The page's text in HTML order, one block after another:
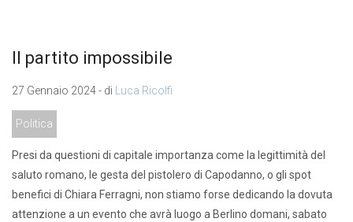
Il partito impossibile
27 Gennaio 2024 - di Luca Ricolfi
Politica
Presi da questioni di capitale importanza come la legittimità del
saluto romano, le gesta del pistolero di Capodanno, o gli spot
benefici di Chiara Ferragni, non stiamo forse dedicando la dovuta
attenzione a un evento che avrà luogo a Berlino domani, sabato